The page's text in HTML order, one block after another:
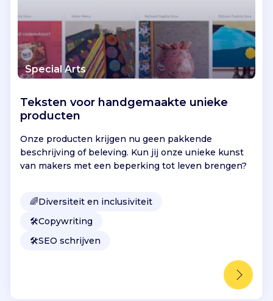
Special Arts
Teksten voor handgemaakte unieke
producten
Onze producten krijgen nu geen pakkende
beschrijving of beleving. Kun jij onze unieke kunst
van makers met een beperking tot leven brengen?
🌈Diversiteit en inclusiviteit
🛠️Copywriting
🛠️SEO schrijven